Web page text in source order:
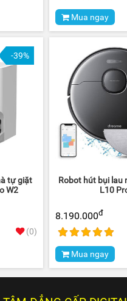
Mua ngay
-39%
tự giặt
W2
(0)
Robot hút bụi lau
L10
8.190.000đ
Mua ngay